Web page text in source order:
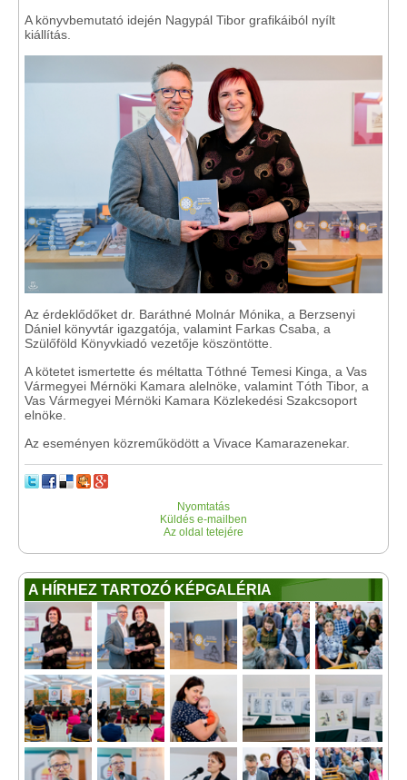
A könyvbemutató idején Nagypál Tibor grafikáiból nyílt
kiállítás.
Az érdeklődőket dr. Baráthné Molnár Mónika, a Berzsenyi
Dániel könyvtár igazgatója, valamint Farkas Csaba, a
Szülőföld Könyvkiadó vezetője köszöntötte.
A kötetet ismertette és méltatta Tóthné Temesi Kinga, a Vas
Vármegyei Mérnöki Kamara alelnöke, valamint Tóth Tibor, a
Vas Vármegyei Mérnöki Kamara Közlekedési Szakcsoport
elnöke.
Az eseményen közreműködött a Vivace Kamarazenekar.
Nyomtatás
Küldés e-mailben
Az oldal tetejére
A HÍRHEZ TARTOZÓ KÉPGALÉRIA